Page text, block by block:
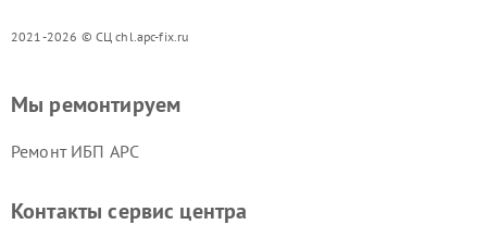
2021-2026 © СЦ chl.apc-fix.ru
Мы ремонтируем
Ремонт ИБП APC
Контакты сервис центра